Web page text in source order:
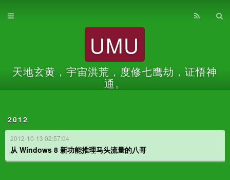
UMU
天地玄黄，宇宙洪荒，度修七鹰劫，证悟神
通。
2012
2012-10-13 02:57:04
从 Windows 8 新功能推理马头流量的八哥
首页
关于